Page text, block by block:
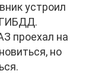
устроил
ГИБДД.
проехал на
но